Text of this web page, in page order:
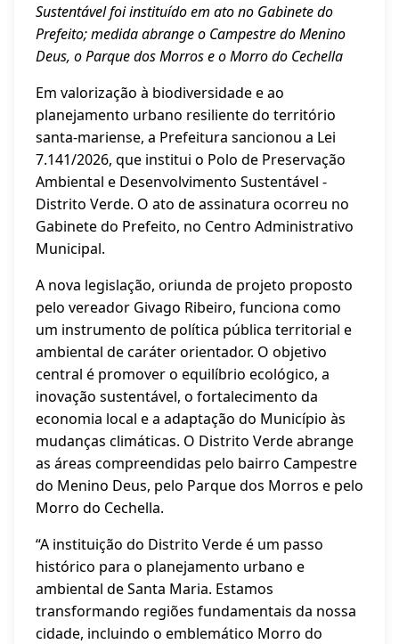
Sustentável foi instituído em ato no Gabinete do
Prefeito; medida abrange o Campestre do Menino
Deus, o Parque dos Morros e o Morro do Cechella
Em valorização à biodiversidade e ao
planejamento urbano resiliente do território
santa-mariense, a Prefeitura sancionou a Lei
7.141/2026, que institui o Polo de Preservação
Ambiental e Desenvolvimento Sustentável -
Distrito Verde. O ato de assinatura ocorreu no
Gabinete do Prefeito, no Centro Administrativo
Municipal.
A nova legislação, oriunda de projeto proposto
pelo vereador Givago Ribeiro, funciona como
um instrumento de política pública territorial e
ambiental de caráter orientador. O objetivo
central é promover o equilíbrio ecológico, a
inovação sustentável, o fortalecimento da
economia local e a adaptação do Município às
mudanças climáticas. O Distrito Verde abrange
as áreas compreendidas pelo bairro Campestre
do Menino Deus, pelo Parque dos Morros e pelo
Morro do Cechella.
“A instituição do Distrito Verde é um passo
histórico para o planejamento urbano e
ambiental de Santa Maria. Estamos
transformando regiões fundamentais da nossa
cidade, incluindo o emblemático Morro do